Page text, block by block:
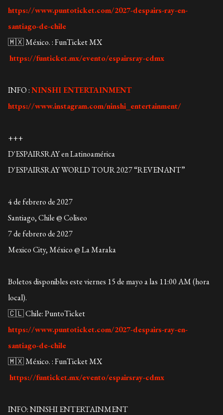
https://www.puntoticket.com/2027-despairs-ray-en-
santiago-de-chile
🇲🇽 México. : FunTicket MX
https://funticket.mx/evento/espairsray-cdmx
INFO :NINSHI ENTERTAINMENT
https://www.instagram.com/ninshi_entertainment/
+++
D'ESPAIRSRAY en Latinoamérica
D'ESPAIRSRAY WORLD TOUR 2027 “REVENANT”
4 de febrero de 2027
Santiago, Chile @ Coliseo
7 de febrero de 2027
Mexico City, México @ La Maraka
Boletos disponibles este viernes 15 de mayo a las 11:00 AM (hora
local).
🇨🇱 Chile: PuntoTicket
https://www.puntoticket.com/2027-despairs-ray-en-
santiago-de-chile
🇲🇽 México. : FunTicket MX
https://funticket.mx/evento/espairsray-cdmx
INFO: NINSHI ENTERTAINMENT